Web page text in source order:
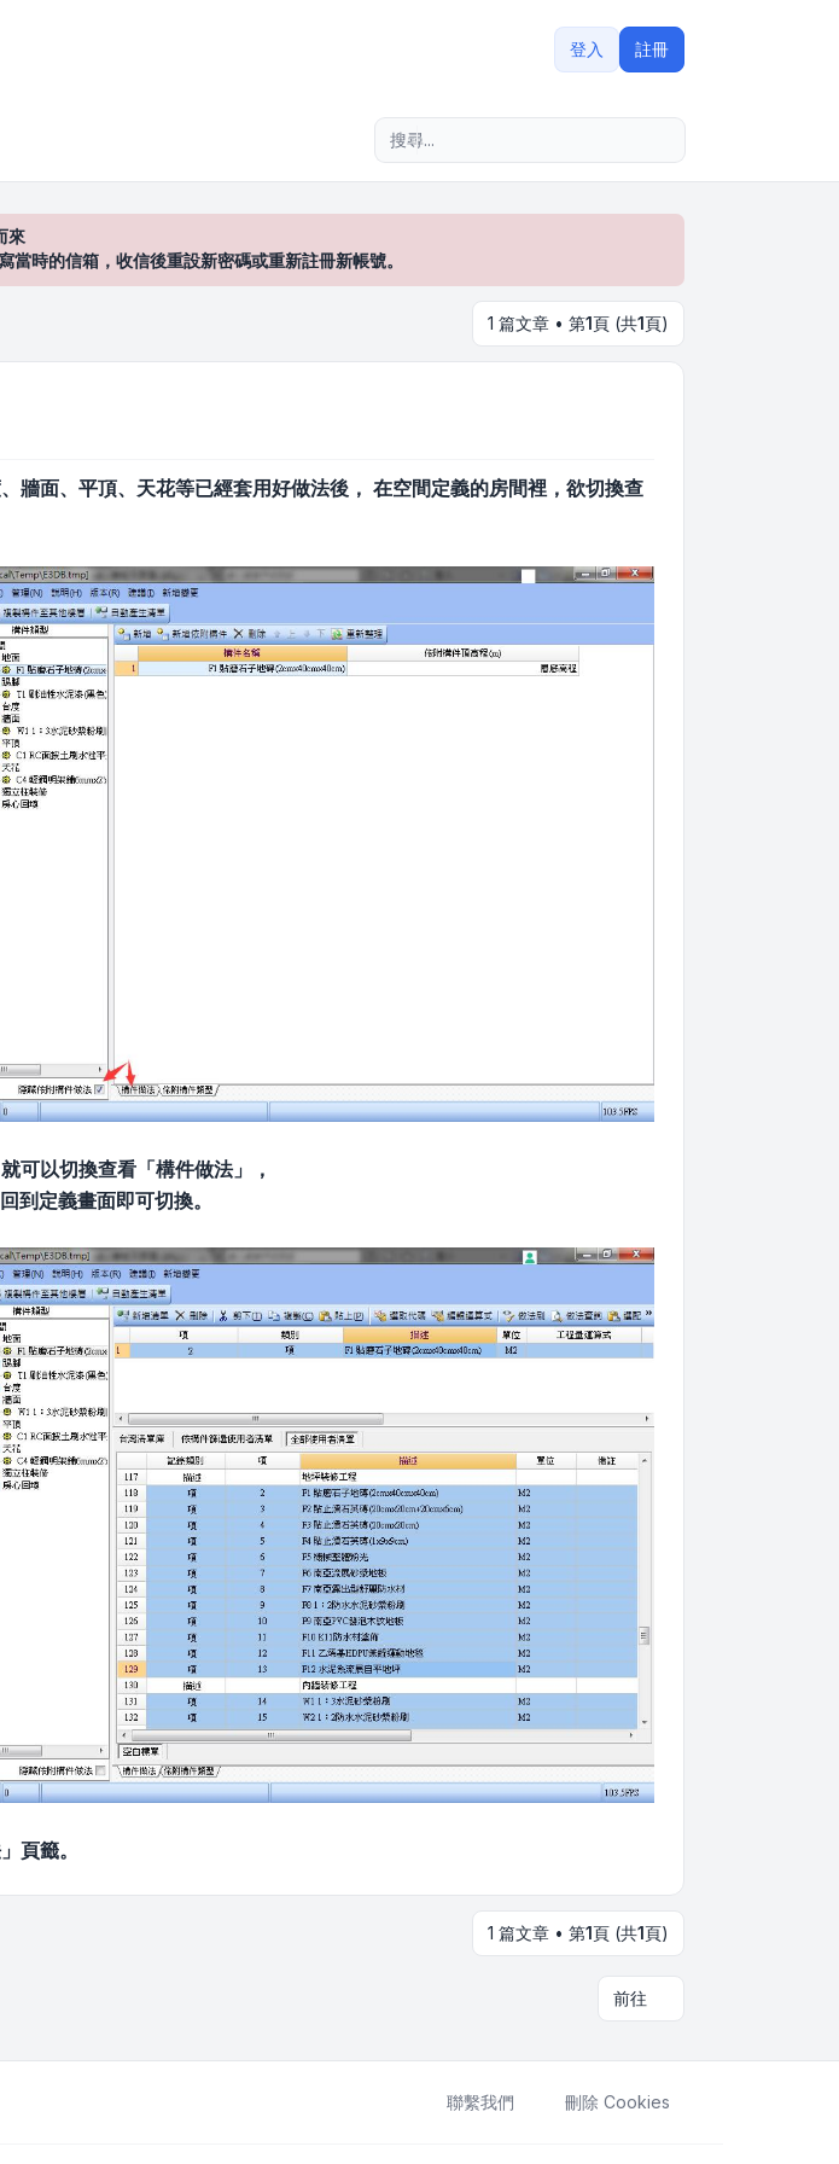
登入 註冊
來
時的信箱，收信後重設新密碼或重新註冊新帳號。
1 篇文章 • 第1頁 (共1頁)
面、平頂、天花等已經套用好做法後， 在空間定義的房間裡，欲切換查
可以切換查看「構件做法」，
到定義畫面即可切換。
頁籤。
1 篇文章 • 第1頁 (共1頁)
前往
聯繫我們 刪除 Cookies